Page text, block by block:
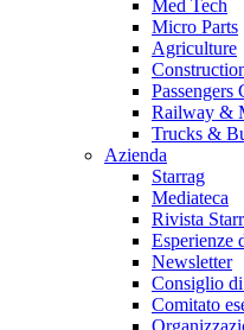
Med Tech
Micro Parts
Agriculture
Railway &
Trucks &
Azienda
Starrag
Mediateca
Rivista
Esperienze
Newsletter
Consiglio
Comitato